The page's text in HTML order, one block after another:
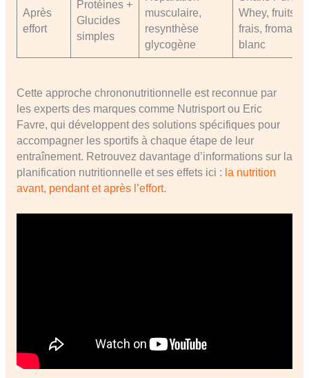
Après
effort
Protéines +
Glucides
simples
musculaire,
resynthèse
glycogène
Whey, fruits
frais, fromage
blanc
Cette approche chrononutritionnelle est reconnue par
les experts des marques comme Nutrisport ou Eric
Favre, qui développent des solutions spécifiques pour
accompagner les sportifs à chaque étape de leur
entraînement. Retrouvez davantage d’informations sur la
planification nutritionnelle et ses effets ici : la nutrition
avant, pendant et après l’effort.